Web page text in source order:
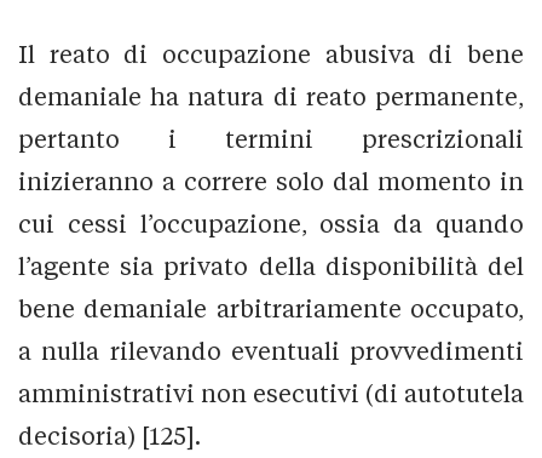
Il reato di occupazione abusiva di bene
demaniale ha natura di reato permanente,
pertanto i termini prescrizionali
inizieranno a correre solo dal momento in
cui cessi l’occupazione, ossia da quando
l’agente sia privato della disponibilità del
bene demaniale arbitrariamente occupato,
a nulla rilevando eventuali provvedimenti
amministrativi non esecutivi (di autotutela
decisoria) [125].